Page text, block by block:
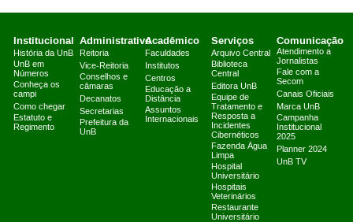
Institucional
História da UnB
UnB em
Números
Conheça os
campi
Como chegar
Estatuto e
Regimento
Administrativo
Reitoria
Vice-Reitoria
Conselhos e
câmaras
Decanatos
Secretarias
Prefeitura da
UnB
Acadêmico
Faculdades
Institutos
Centros
Educação a
Distância
Assuntos
Internacionais
Serviços
Arquivo Central
Biblioteca
Central
Editora UnB
Equipe de
Tratamento e
Resposta a
Incidentes
Cibernéticos
Fazenda Água
Limpa
Hospital
Universitário
Hospitais
Veterinários
Restaurante
Universitário
Comunicação
Atendimento a
Jornalistas
Fale com a
Secom
Canais Oficiais
Marca UnB
Campanha
Institucional
2025
Planner 2024
UnB TV